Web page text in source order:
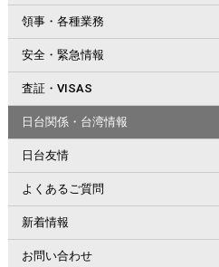
領事・各種業務
安全・緊急情報
査証・VISAS
日台関係・台湾情報
日台友情
よくあるご質問
新着情報
お問い合わせ